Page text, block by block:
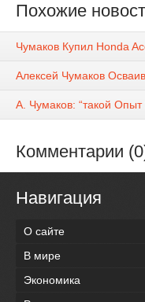
Похожие
Чумаков Купил Honda
Алексей Чумаков
А. Чумаков: “такой
Комментарии
Навигация
О сайте
В мире
Экономика